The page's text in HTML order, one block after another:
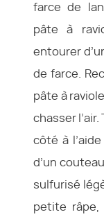
farce de
pâte à
entourer
de farce.
pâte à
chasser
côté à
d’un
sulfurisé
petite râpe,